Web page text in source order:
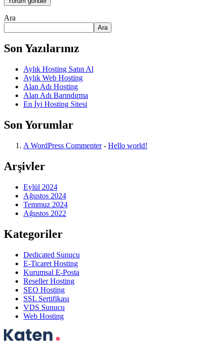
Ara
Ara
Son Yazılarınız
Aylık Hosting Satın Al
Aylık Web Hosting
Alan Adı Hosting
Alan Adı Barındırma
En İyi Hosting Sitesi
Son Yorumlar
A WordPress Commenter- Hello world!
Arşivler
Eylül 2024
Ağustos 2024
Temmuz 2024
Ağustos 2022
Kategoriler
Dedicated Sunucu
E-Ticaret Hosting
Kurumsal E-Posta
Reseller Hosting
SEO Hosting
SSL Sertifikası
VDS Sunucu
Web Hosting